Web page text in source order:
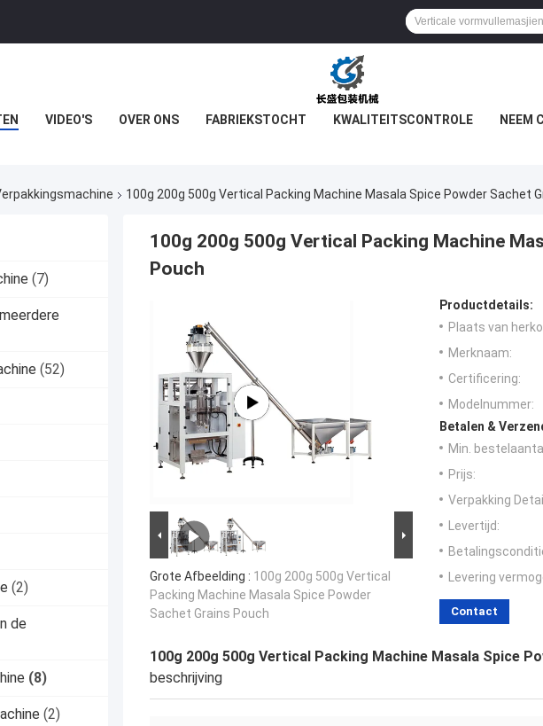
VIDEO'S OVER ONS FABRIEKSTOCHT KWALITEITSCONTROLE NEEM
100g 200g 500g Vertical Packing Machine Masala Spice Powder Sachet
(7)
(52)
(2)
de
(8)
(2)
100g 200g 500g Vertical Packing Machine
Pouch
Grote Afbeelding : 100g 200g 500g Vertical
Packing Machine Masala Spice Powder
Sachet Grains Pouch
Productdetails:
Plaats van
Merknaam:
Certificering:
Modelnummer:
Betalen &
Min.
Prijs:
Verpakking
Levertijd:
Levering
Contact
100g 200g 500g Vertical Packing Machine Masala Spice
beschrijving